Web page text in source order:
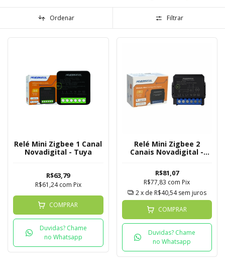
Ordenar Filtrar
Relé Mini Zigbee 1 Canal
Novadigital - Tuya
R$63,79
R$61,24com Pix
COMPRAR
Duvidas? Chame
no Whatsapp
Relé Mini Zigbee 2
Canais Novadigital -
R$81,07
R$77,83 com Pix
2x de R$40,54 sem juros
COMPRAR
Duvidas? Chame
no Whatsapp